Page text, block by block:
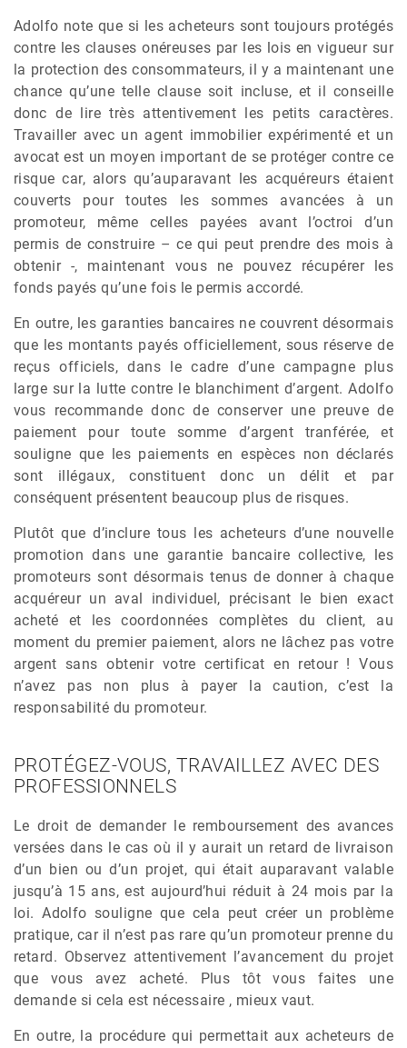
Adolfo note que si les acheteurs sont toujours protégés
contre les clauses onéreuses par les lois en vigueur sur
la protection des consommateurs, il y a maintenant une
chance qu’une telle clause soit incluse, et il conseille
donc de lire très attentivement les petits caractères.
Travailler avec un agent immobilier expérimenté et un
avocat est un moyen important de se protéger contre ce
risque car, alors qu’auparavant les acquéreurs étaient
couverts pour toutes les sommes avancées à un
promoteur, même celles payées avant l’octroi d’un
permis de construire – ce qui peut prendre des mois à
obtenir -, maintenant vous ne pouvez récupérer les
fonds payés qu’une fois le permis accordé.
En outre, les garanties bancaires ne couvrent désormais
que les montants payés officiellement, sous réserve de
reçus officiels, dans le cadre d’une campagne plus
large sur la lutte contre le blanchiment d’argent. Adolfo
vous recommande donc de conserver une preuve de
paiement pour toute somme d’argent tranférée, et
souligne que les paiements en espèces non déclarés
sont illégaux, constituent donc un délit et par
conséquent présentent beaucoup plus de risques.
Plutôt que d’inclure tous les acheteurs d’une nouvelle
promotion dans une garantie bancaire collective, les
promoteurs sont désormais tenus de donner à chaque
acquéreur un aval individuel, précisant le bien exact
acheté et les coordonnées complètes du client, au
moment du premier paiement, alors ne lâchez pas votre
argent sans obtenir votre certificat en retour ! Vous
n’avez pas non plus à payer la caution, c’est la
responsabilité du promoteur.
PROTÉGEZ-VOUS, TRAVAILLEZ AVEC DES
PROFESSIONNELS
Le droit de demander le remboursement des avances
versées dans le cas où il y aurait un retard de livraison
d’un bien ou d’un projet, qui était auparavant valable
jusqu’à 15 ans, est aujourd’hui réduit à 24 mois par la
loi. Adolfo souligne que cela peut créer un problème
pratique, car il n’est pas rare qu’un promoteur prenne du
retard. Observez attentivement l’avancement du projet
que vous avez acheté. Plus tôt vous faites une
demande si cela est nécessaire , mieux vaut.
En outre, la procédure qui permettait aux acheteurs de